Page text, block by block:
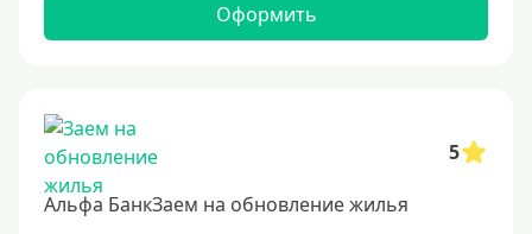
Без обеспечения
Без залога
В банке под залог
Оформить
5
Альфа БанкЗаем на обновление жилья